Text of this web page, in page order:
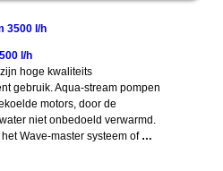
l/h
hoge kwaliteits
gebruik. Aqua-stream pompen
motors, door de
niet onbedoeld verwarmd.
Wave-master systeem of …